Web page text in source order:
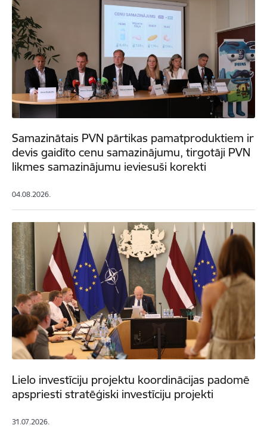
Samazinātais PVN pārtikas pamatproduktiem ir
devis gaidīto cenu samazinājumu, tirgotāji PVN
likmes samazinājumu ieviesuši korekti
04.08.2026.
Lielo investīciju projektu koordinācijas padomē
apspriesti stratēģiski investīciju projekti
31.07.2026.